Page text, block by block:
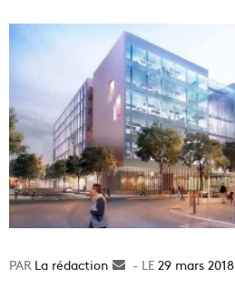
La rédaction
Envoyer29 mars 2018